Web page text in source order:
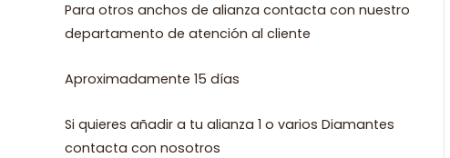
Para otros anchos de alianza contacta con nuestro
departamento de atención al cliente
Aproximadamente 15 días
Si quieres añadir a tu alianza 1 o varios Diamantes
contacta con nosotros